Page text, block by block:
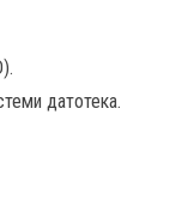
датотека.